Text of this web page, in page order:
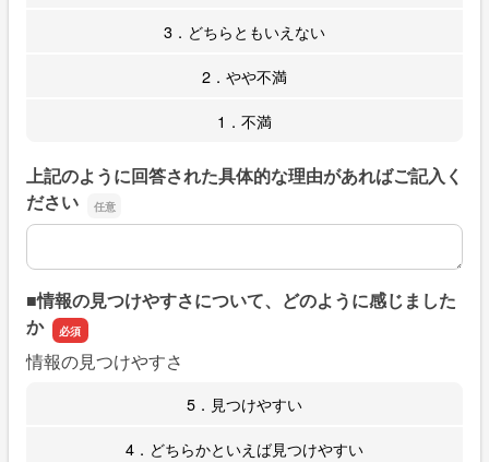
3．どちらともいえない
2．やや不満
1．不満
上記のように回答された具体的な理由があればご記入く
ださい
上記のように回答された具体的な理由があればご記入くだ
■情報の見つけやすさについて、どのように感じました
か
情報の見つけやすさ
5．見つけやすい
4．どちらかといえば見つけやすい